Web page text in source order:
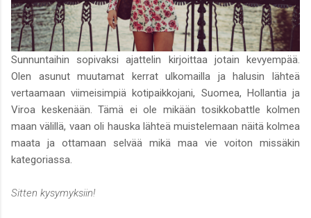
Sunnuntaihin sopivaksi ajattelin kirjoittaa jotain kevyempää.
Olen asunut muutamat kerrat ulkomailla ja halusin lähteä
vertaamaan viimeisimpiä kotipaikkojani, Suomea, Hollantia ja
Viroa keskenään. Tämä ei ole mikään tosikkobattle kolmen
maan välillä, vaan oli hauska lähteä muistelemaan näitä kolmea
maata ja ottamaan selvää mikä maa vie voiton missäkin
kategoriassa.
Sitten kysymyksiin!